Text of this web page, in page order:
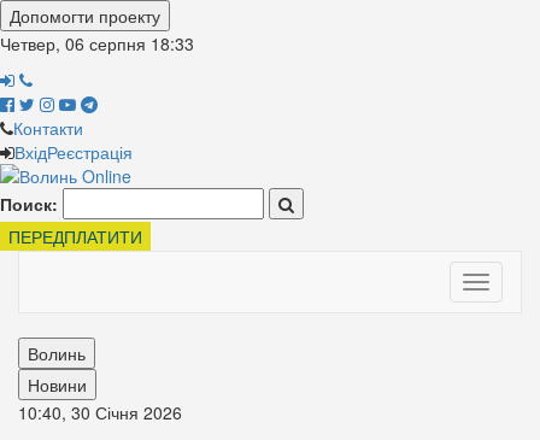
Допомогти проекту
Четвер, 06 серпня 18:33
Контакти
ВхідРеєстрація
Поиск:
ПЕРЕДПЛАТИТИ
Toggle
Волинь
Новини
10:40, 30 Січня 2026